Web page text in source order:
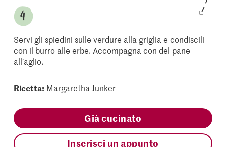
Servi gli spiedini sulle verdure alla griglia e condiscili
con il burro alle erbe. Accompagna con del pane
all’aglio.
Ricetta: Margaretha Junker
Già cucinato
Inserisci un appunto